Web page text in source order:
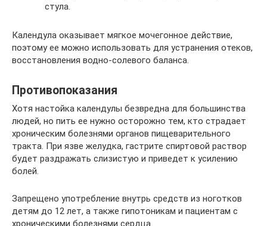
стула.
Календула оказывает мягкое мочегонное действие,
поэтому ее можно использовать для устранения отеков,
восстановления водно-солевого баланса.
Противопоказания
Хотя настойка календулы безвредна для большинства
людей, но пить ее нужно осторожно тем, кто страдает
хроническим болезнями органов пищеварительного
тракта. При язве желудка, гастрите спиртовой раствор
будет раздражать слизистую и приведет к усилению
болей.
Запрещено употребление внутрь средств из ноготков
детям до 12 лет, а также гипотоникам и пациентам с
хроническими болезнями сердца.